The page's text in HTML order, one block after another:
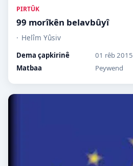
PIRTÛK
99 morîkên belavbûyî
Helîm Yûsiv
Dema çapkirinê
01 rêb 2015
Matbaa
Peywend